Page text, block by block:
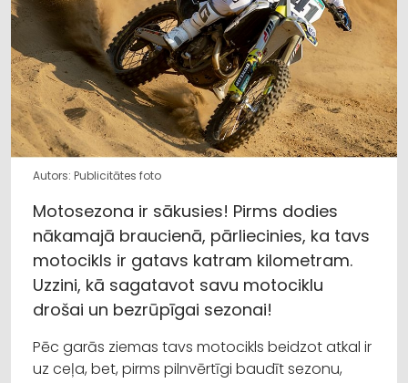
Autors: Publicitātes foto
Motosezona ir sākusies! Pirms dodies
nākamajā braucienā, pārliecinies, ka tavs
motocikls ir gatavs katram kilometram.
Uzzini, kā sagatavot savu motociklu
drošai un bezrūpīgai sezonai!
Pēc garās ziemas tavs motocikls beidzot atkal ir
uz ceļa, bet, pirms pilnvērtīgi baudīt sezonu,